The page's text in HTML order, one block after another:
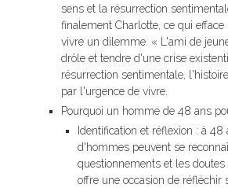
sens et la résurrection
finalement Charlotte, ce qui
vivre un dilemme. « L'ami de
drôle et tendre d'une crise
résurrection sentimentale,
par l'urgence de vivre.
Pourquoi un homme de 48 ans
Identification et réflexion : à 48
d'hommes peuvent se
questionnements et les doutes
offre une occasion de réfléchir